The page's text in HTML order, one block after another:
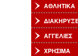
ΑΘΛΗΤΙΚΑ
ΑΓΓΕΛΙΕΣ
ΧΡΗΣΙΜΑ